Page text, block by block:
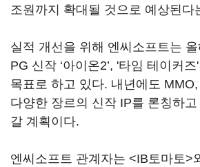
조원까지 확대될 것으로 예상된다
실적 개선을 위해 엔씨소프트는
PG 신작 ‘아이온2’, '타임 테이커
목표로 하고 있다. 내년에도
다양한 장르의 신작 IP를 론칭하
갈 계획이다.
엔씨소프트 관계자는 <IB토마토>